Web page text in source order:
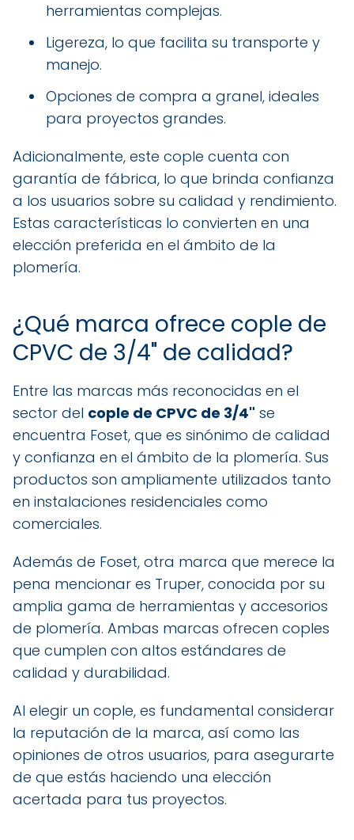
herramientas complejas.
Ligereza, lo que facilita su transporte y
manejo.
Opciones de compra a granel, ideales
para proyectos grandes.
Adicionalmente, este cople cuenta con
garantía de fábrica, lo que brinda confianza
a los usuarios sobre su calidad y rendimiento.
Estas características lo convierten en una
elección preferida en el ámbito de la
plomería.
¿Qué marca ofrece cople de
CPVC de 3/4" de calidad?
Entre las marcas más reconocidas en el
sector del cople de CPVC de 3/4" se
encuentra Foset, que es sinónimo de calidad
y confianza en el ámbito de la plomería. Sus
productos son ampliamente utilizados tanto
en instalaciones residenciales como
comerciales.
Además de Foset, otra marca que merece la
pena mencionar es Truper, conocida por su
amplia gama de herramientas y accesorios
de plomería. Ambas marcas ofrecen coples
que cumplen con altos estándares de
calidad y durabilidad.
Al elegir un cople, es fundamental considerar
la reputación de la marca, así como las
opiniones de otros usuarios, para asegurarte
de que estás haciendo una elección
acertada para tus proyectos.